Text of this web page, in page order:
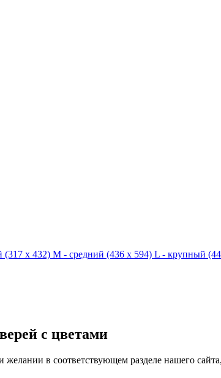
(317 x 432) M - средний (436 x 594) L - крупный
с цветами
в соответствующем разделе нашего